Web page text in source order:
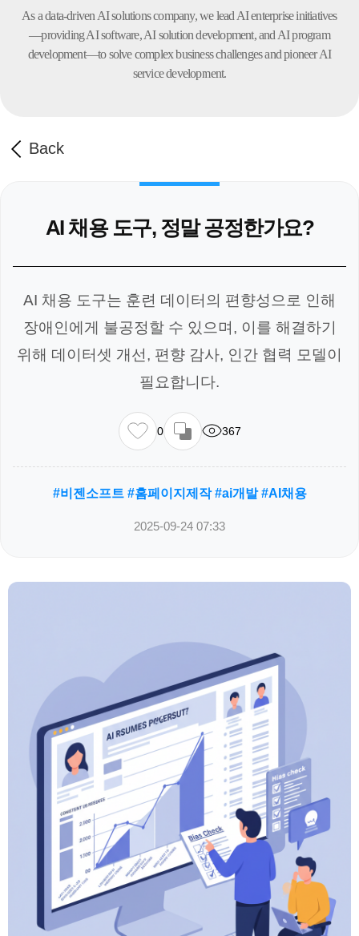
As a data-driven AI solutions company, we lead AI enterprise initiatives
—providing AI software,AI solution development, and AI program
development—to solve complex business challengesand pioneer AI
service development.
Back
AI 채용 도구, 정말 공정한가요?
AI 채용 도구는 훈련 데이터의 편향성으로 인해
장애인에게 불공정할 수 있으며, 이를 해결하기
위해 데이터셋 개선, 편향 감사, 인간 협력 모델이
필요합니다.
0 367
#비젠소프트 #홈페이지제작 #ai개발 #AI채용
2025-09-24 07:33